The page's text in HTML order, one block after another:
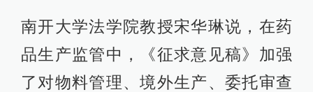
南开大学法学院教授宋华琳说，在药
品生产监管中，《征求意见稿》加强
了对物料管理、境外生产、委托审查